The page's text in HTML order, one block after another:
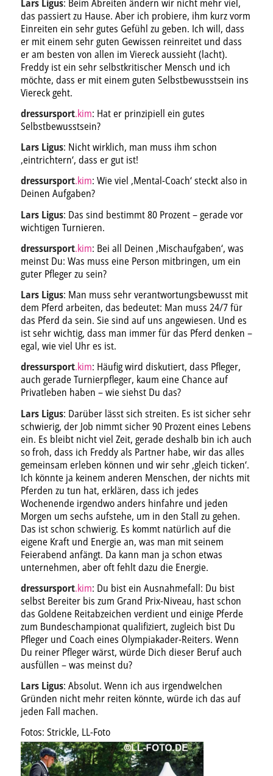
Lars Ligus: Beim Abreiten ändern wir nicht mehr viel,
das passiert zu Hause. Aber ich probiere, ihm kurz vorm
Einreiten ein sehr gutes Gefühl zu geben. Ich will, dass
er mit einem sehr guten Gewissen reinreitet und dass
er am besten von allen im Viereck aussieht (lacht).
Freddy ist ein sehr selbstkritischer Mensch und ich
möchte, dass er mit einem guten Selbstbewusstsein ins
Viereck geht.
dressursport.kim: Hat er prinzipiell ein gutes
Selbstbewusstsein?
Lars Ligus: Nicht wirklich, man muss ihm schon
‚eintrichtern‘, dass er gut ist!
dressursport.kim: Wie viel ‚Mental-Coach‘ steckt also in
Deinen Aufgaben?
Lars Ligus: Das sind bestimmt 80 Prozent – gerade vor
wichtigen Turnieren.
dressursport.kim: Bei all Deinen ‚Mischaufgaben‘, was
meinst Du: Was muss eine Person mitbringen, um ein
guter Pfleger zu sein?
Lars Ligus: Man muss sehr verantwortungsbewusst mit
dem Pferd arbeiten, das bedeutet: Man muss 24/7 für
das Pferd da sein. Sie sind auf uns angewiesen. Und es
ist sehr wichtig, dass man immer für das Pferd denken –
egal, wie viel Uhr es ist.
dressursport.kim: Häufig wird diskutiert, dass Pfleger,
auch gerade Turnierpfleger, kaum eine Chance auf
Privatleben haben – wie siehst Du das?
Lars Ligus: Darüber lässt sich streiten. Es ist sicher sehr
schwierig, der Job nimmt sicher 90 Prozent eines Lebens
ein. Es bleibt nicht viel Zeit, gerade deshalb bin ich auch
so froh, dass ich Freddy als Partner habe, wir das alles
gemeinsam erleben können und wir sehr ‚gleich ticken‘.
Ich könnte ja keinem anderen Menschen, der nichts mit
Pferden zu tun hat, erklären, dass ich jedes
Wochenende irgendwo anders hinfahre und jeden
Morgen um sechs aufstehe, um in den Stall zu gehen.
Das ist schon schwierig. Es kommt natürlich auf die
eigene Kraft und Energie an, was man mit seinem
Feierabend anfängt. Da kann man ja schon etwas
unternehmen, aber oft fehlt dazu die Energie.
dressursport.kim: Du bist ein Ausnahmefall: Du bist
selbst Bereiter bis zum Grand Prix-Niveau, hast schon
das Goldene Reitabzeichen verdient und einige Pferde
zum Bundeschampionat qualifiziert, zugleich bist Du
Pfleger und Coach eines Olympiakader-Reiters. Wenn
Du reiner Pfleger wärst, würde Dich dieser Beruf auch
ausfüllen – was meinst du?
Lars Ligus: Absolut. Wenn ich aus irgendwelchen
Gründen nicht mehr reiten könnte, würde ich das auf
jeden Fall machen.
Fotos: Strickle, LL-Foto